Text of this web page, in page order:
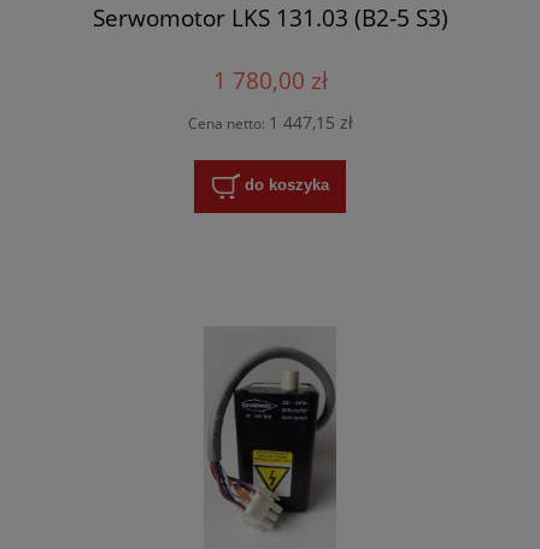
Serwomotor LKS 131.03 (B2-5 S3)
1 780,00 zł
Cena netto: 1 447,15 zł
do koszyka